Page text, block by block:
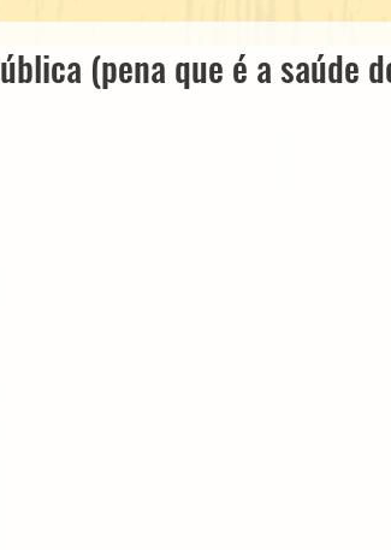
(pena que é a saúde